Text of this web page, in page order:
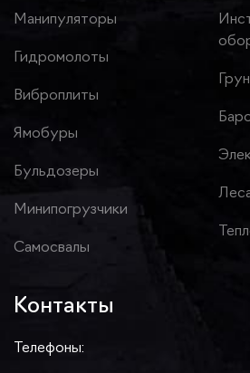
Манипуляторы
Гидромолоты
Виброплиты
Ямобуры
Бульдозеры
Минипогрузчики
Самосвалы
Контакты
Телефоны: